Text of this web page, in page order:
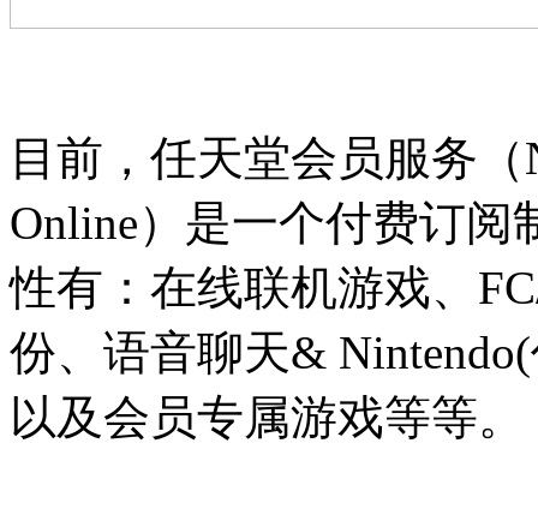
目前，任天堂会员服务
Online）是一个付费订
性有：在线联机游戏、
份、语音聊天&
以及会员专属游戏等等。